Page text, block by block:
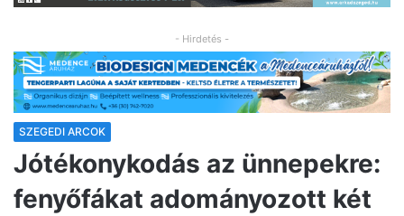
- Hirdetés -
SZEGEDI ARCOK
Jótékonykodás az ünnepekre:
fenyőfákat adományozott két